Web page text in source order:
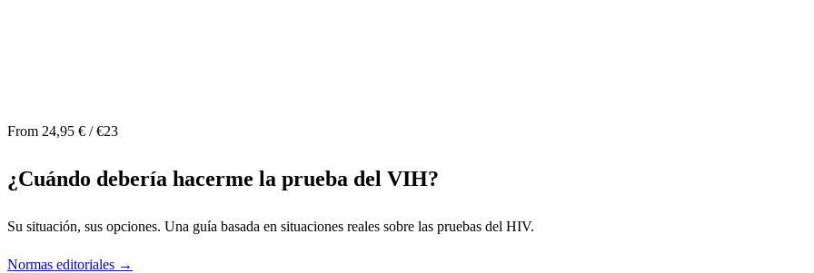
From 24,95 € / €23
¿Cuándo debería hacerme la prueba del VIH?
Su situación, sus opciones. Una guía basada en situaciones reales sobre las pruebas del HIV.
Normas editoriales →